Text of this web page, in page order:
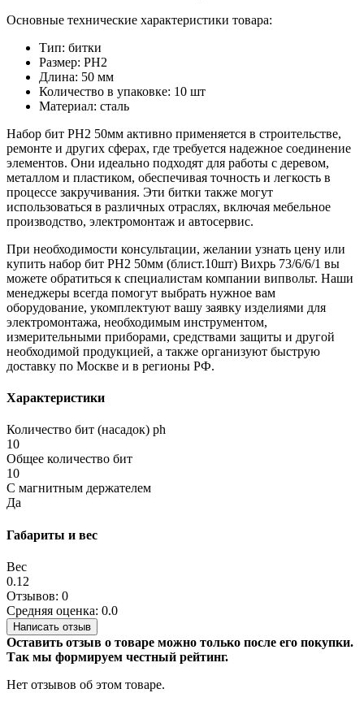
Основные технические характеристики товара:
Тип: битки
Размер: PH2
Длина: 50 мм
Количество в упаковке: 10 шт
Материал: сталь
Набор бит PH2 50мм активно применяется в строительстве,
ремонте и других сферах, где требуется надежное соединение
элементов. Они идеально подходят для работы с деревом,
металлом и пластиком, обеспечивая точность и легкость в
процессе закручивания. Эти битки также могут
использоваться в различных отраслях, включая мебельное
производство, электромонтаж и автосервис.
При необходимости консультации, желании узнать цену или
купить набор бит PH2 50мм (блист.10шт) Вихрь 73/6/6/1 вы
можете обратиться к специалистам компании випвольт. Наши
менеджеры всегда помогут выбрать нужное вам
оборудование, укомплектуют вашу заявку изделиями для
электромонтажа, необходимым инструментом,
измерительными приборами, средствами защиты и другой
необходимой продукцией, а также организуют быструю
доставку по Москве и в регионы РФ.
Характеристики
Количество бит (насадок) ph
10
Общее количество бит
10
С магнитным держателем
Да
Габариты и вес
Вес
0.12
Отзывов: 0
Средняя оценка: 0.0
Написать отзыв
Оставить отзыв о товаре можно только после его покупки.
Так мы формируем честный рейтинг.
Нет отзывов об этом товаре.